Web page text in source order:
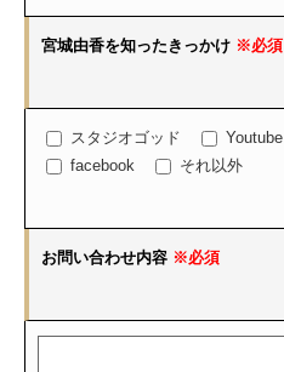
宮城由香を知ったきっかけ ※必須
スタジオゴッド Youtube
facebook
それ以外
お問い合わせ内容 ※必須